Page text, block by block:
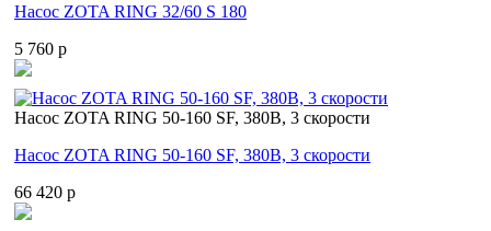
Насос ZOTA RING 32/60 S 180
5 760 p
Насос ZOTA RING 50-160 SF, 380В, 3 скорости
Насос ZOTA RING 50-160 SF, 380В, 3 скорости
66 420 p